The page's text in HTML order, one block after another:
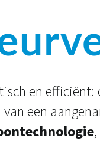
en efficiënt:
een